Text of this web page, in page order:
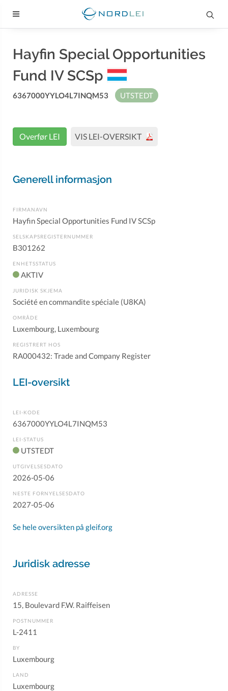
Hayfin Special Opportunities
Fund IV SCSp
6367000YYLO4L7INQM53 UTSTEDT
Overfør LEI VIS LEI-OVERSIKT
Generell informasjon
FIRMANAVN
Hayfin Special Opportunities Fund IV SCSp
SELSKAPSREGISTERNUMMER
B301262
ENHETSSTATUS
AKTIV
JURIDISK SKJEMA
Société en commandite spéciale (U8KA)
OMRÅDE
Luxembourg, Luxembourg
REGISTRERT HOS
RA000432: Trade and Company Register
LEI-oversikt
LEI-KODE
6367000YYLO4L7INQM53
LEI-STATUS
UTSTEDT
UTGIVELSESDATO
2026-05-06
NESTE FORNYELSESDATO
2027-05-06
Se hele oversikten på gleif.org
Juridisk adresse
ADRESSE
15, Boulevard F.W. Raiffeisen
POSTNUMMER
L-2411
BY
Luxembourg
LAND
Luxembourg